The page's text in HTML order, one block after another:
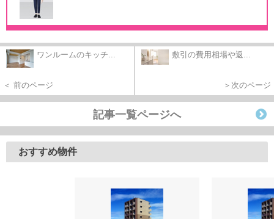
ワンルームのキッチ...
＜ 前のページ
敷引の費用相場や返...
＞次のページ
記事一覧ページへ
おすすめ物件